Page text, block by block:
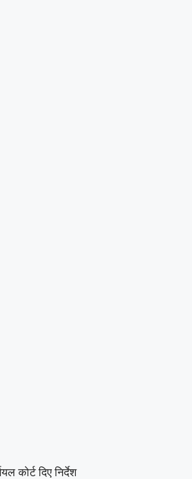
कोर्ट दिए निर्देश